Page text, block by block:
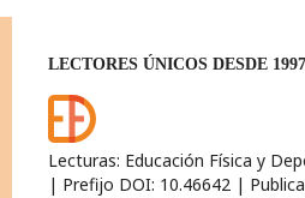
LECTORES ÚNICOS DESDE
Lecturas: Educación Física y
| Prefijo DOI: 10.46642 |